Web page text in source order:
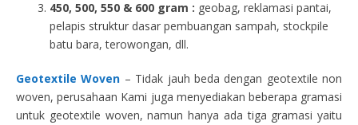
450, 500, 550 & 600 gram : geobag, reklamasi pantai,
pelapis struktur dasar pembuangan sampah, stockpile
batu bara, terowongan, dll.
Geotextile Woven – Tidak jauh beda dengan geotextile non
woven, perusahaan Kami juga menyediakan beberapa gramasi
untuk geotextile woven, namun hanya ada tiga gramasi yaitu